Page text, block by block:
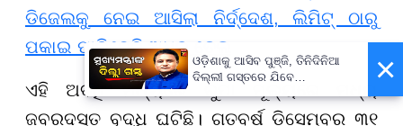
ଡିଜେଲକୁ ନେଇ ଆସିଲା ନିର୍ଦ୍ଦେଶ, ଲିମିଟ୍ ଠାରୁ
ପକାଇ ପାରିବେନି ଅଧିକ ତେଲ
ଏହି ଅବଧି ମଧ୍ୟରେ ରୁପା ମୂଲ୍ୟରେ ମଧ୍ୟ
ଜବରଦସ୍ତ ବୃଦ୍ଧି ଘଟିଛି। ଗତବର୍ଷ ଡିସେମ୍ବର ୩୧
×
ଓଡ଼ିଶାକୁ ଆସିବ ପୁଞ୍ଜି, ତିନିଦିନିଆ
ଦିଲ୍ଲୀ ଗସ୍ତରେ ଯିବେ